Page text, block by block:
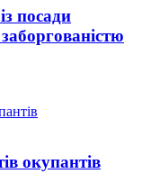
посади
окупантів